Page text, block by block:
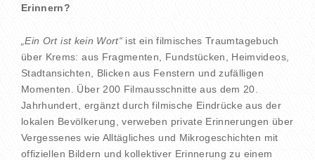
Erinnern?
„Ein Ort ist kein Wort“ ist ein filmisches Traumtagebuch
über Krems: aus Fragmenten, Fundstücken, Heimvideos,
Stadtansichten, Blicken aus Fenstern und zufälligen
Momenten. Über 200 Filmausschnitte aus dem 20.
Jahrhundert, ergänzt durch filmische Eindrücke aus der
lokalen Bevölkerung, verweben private Erinnerungen über
Vergessenes wie Alltägliches und Mikrogeschichten mit
offiziellen Bildern und kollektiver Erinnerung zu einem